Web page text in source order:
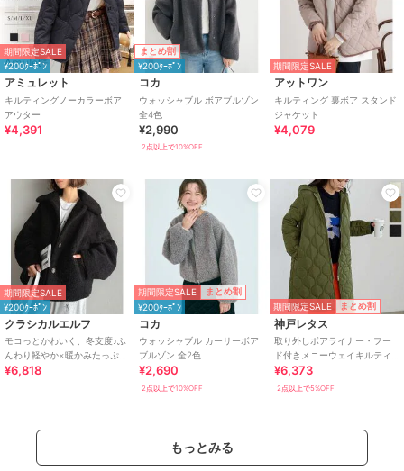
期間限定SALE
¥200ｸｰﾎﾟﾝ
アミュレット
キルティングノーカラーボア
アウター
¥4,391
まとめ割
¥200ｸｰﾎﾟﾝ
コカ
ウォッシャブル ボアブルゾン
全4色
¥2,990
2点以上で10%OFF
期間限定SALE
アットワン
キルティング 裏ボア スタンド
ジャケット
¥4,079
期間限定SALE
¥200ｸｰﾎﾟﾝ
クラシカルエルフ
モコっとかわいく、冬支度♪ふ
んわり軽やか×暖かみたっぷ
り！コクーンシルエットテデ
¥6,818
期間限定SALE まとめ割
¥200ｸｰﾎﾟﾝ
コカ
ウォッシャブル カーリーボア
ブルゾン 全2色
¥2,690
2点以上で10%OFF
期間限定SALE まとめ割
神戸レタス
取り外しボアライナー・フー
ド付きメニーウェイキルティ
ング中綿コート [K1153]
¥6,373
2点以上で5%OFF
もっとみる